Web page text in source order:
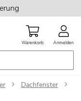
Warenkorb Anmelden
Dachfenster